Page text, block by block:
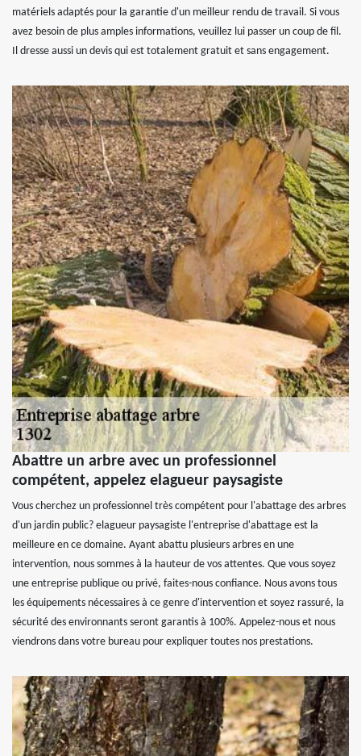
matériels adaptés pour la garantie d'un meilleur rendu de travail. Si vous
avez besoin de plus amples informations, veuillez lui passer un coup de fil.
Il dresse aussi un devis qui est totalement gratuit et sans engagement.
Abattre un arbre avec un professionnel
compétent, appelez elagueur paysagiste
Vous cherchez un professionnel très compétent pour l'abattage des arbres
d'un jardin public? elagueur paysagiste l'entreprise d'abattage est la
meilleure en ce domaine. Ayant abattu plusieurs arbres en une
intervention, nous sommes à la hauteur de vos attentes. Que vous soyez
une entreprise publique ou privé, faites-nous confiance. Nous avons tous
les équipements nécessaires à ce genre d'intervention et soyez rassuré, la
sécurité des environnants seront garantis à 100%. Appelez-nous et nous
viendrons dans votre bureau pour expliquer toutes nos prestations.